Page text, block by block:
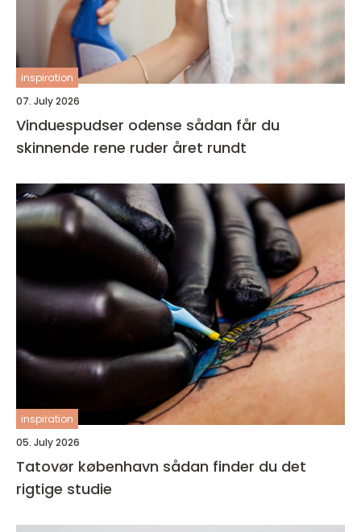
inspiration
07. July 2026
Vinduespudser odense sådan får du
skinnende rene ruder året rundt
inspiration
05. July 2026
Tatovør københavn sådan finder du det
rigtige studie